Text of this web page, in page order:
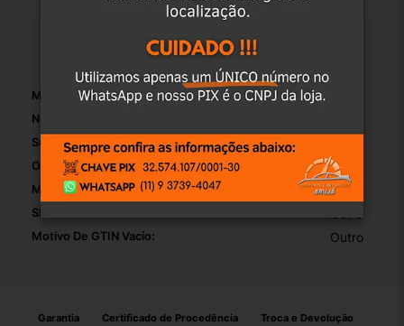
Especificações
Marca: Renault
Número De Peça:
Suportes De Radiador Incluídos:
OEM: BRASIL
Modelo: Sandero
SKU:
Motivo De GTIN Vacío: Outro
Garantia Certificado de Procedência Troca e Devolução